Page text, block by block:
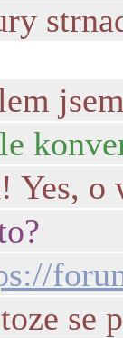
Yes, o
se